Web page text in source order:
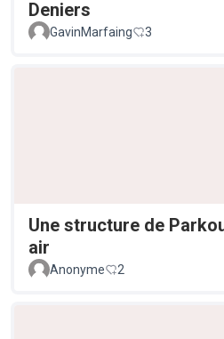
Deniers
GavinMarfaing 3
Une structure de
air
Anonyme 2